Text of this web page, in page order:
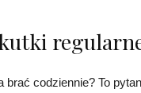
brać codziennie? To